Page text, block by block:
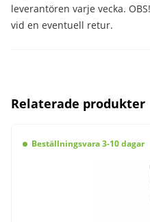
leverantören varje vecka.
vid en eventuell retur.
Relaterade produkter
Beställningsvara 3-10 dagar